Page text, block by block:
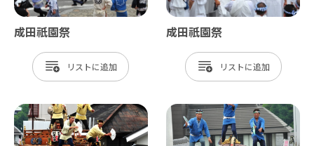
成田祇園祭
リスト
成田祇園祭
リスト